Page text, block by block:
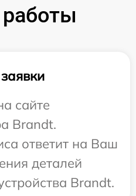
сайте
Brandt.
ответит на Ваш
деталей
Brandt.